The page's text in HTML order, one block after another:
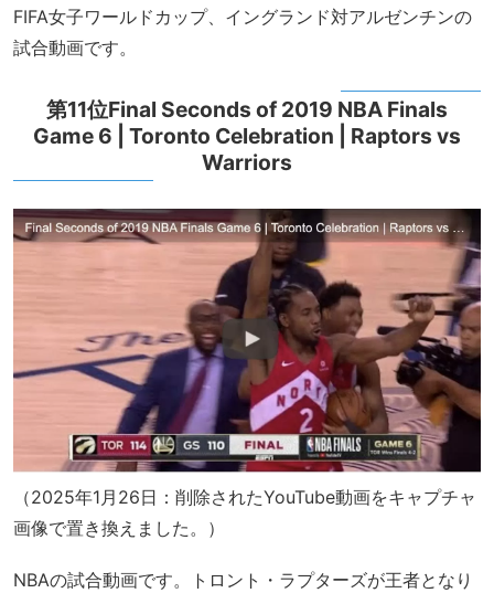
FIFA女子ワールドカップ、イングランド対アルゼンチンの
試合動画です。
第11位Final Seconds of 2019 NBA Finals
Game 6 | Toronto Celebration | Raptors vs
Warriors
（2025年1月26日：削除されたYouTube動画をキャプチャ
画像で置き換えました。）
NBAの試合動画です。トロント・ラプターズが王者となり